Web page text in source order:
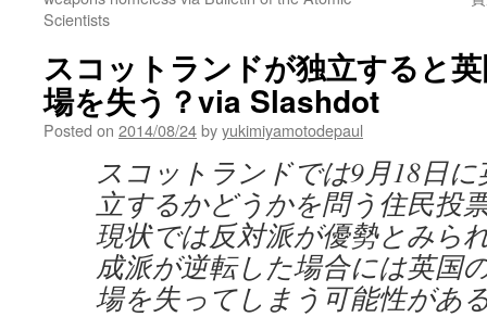
Scientists
スコットランドが独立すると
場を失う？via Slashdot
Posted on 2014/08/24byyukimiyamotodepaul
スコットランドでは9月18日
立するかどうかを問う住民投
現状では反対派が優勢とみら
成派が逆転した場合には英国
場を失ってしまう可能性があ